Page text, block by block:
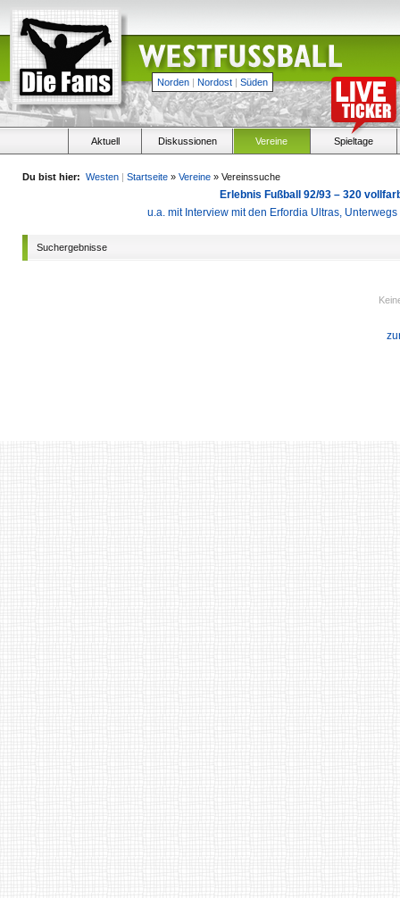
Norden | Nordost | Süden
Aktuell Diskussionen Vereine Spieltage
Du bist hier: Westen | Startseite » Vereine » Vereinssuche
Erlebnis Fußball 92/93 – 320
u.a. mit Interview mit den Erfordia Ultras,
Suchergebnisse